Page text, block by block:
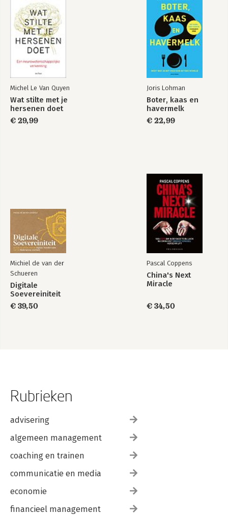
Neem regelmatig pauze 193
Beweeg meer 197
Eet bewust en beter 202
Optimaliseer je slaap 209
Conclusie 216
Slotwoord 222
Bibliografie 229
Eindnoten 238
Michel Le Van Quyen
Wat stilte met je
hersenen doet
€ 29,99
Joris Lohman
Boter, kaas en
havermelk
€ 22,99
Michiel de van der
Schueren
Digitale
Soevereiniteit
€ 39,50
Pascal Coppens
China's Next
Miracle
€ 34,50
Rubrieken
advisering
algemeen management
coaching en trainen
communicatie en media
economie
financieel management